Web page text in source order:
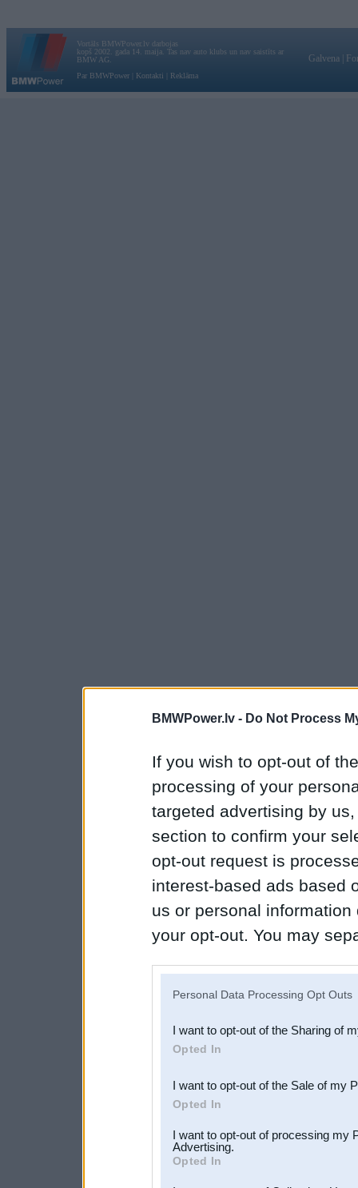
BMWPower.lv - Do Not Process
If you wish to opt-out of
processing of your
targeted advertising by
section to confirm your
opt-out request is
interest-based ads based
us or personal
your opt-out. You may
Downstream Participants
third parties.
Personal Data Processing Opt Outs
I want to opt-out of the Sharing of
Opted In
I want to opt-out of the Sale of my
Opted In
I want to opt-out of processing my
Advertising.
Opted In
Vortāls BMWPower.lv darbojas
kopš 2002. gada 14. maija. Tas nav auto klubs un nav saistīts ar
BMW AG.
Par BMWPower
Kontakti Reklāma
Galvena